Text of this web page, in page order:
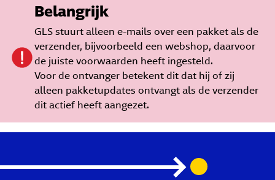
Belangrijk
GLS stuurt alleen e-mails over een pakket als de
verzender, bijvoorbeeld een webshop, daarvoor
de juiste voorwaarden heeft ingesteld.
Voor de ontvanger betekent dit dat hij of zij
alleen pakketupdates ontvangt als de verzender
dit actief heeft aangezet.